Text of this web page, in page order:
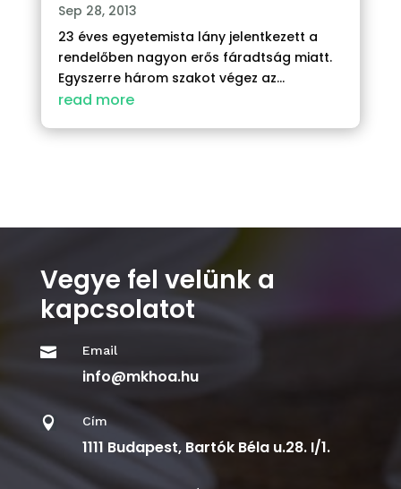
Sep 28, 2013
23 éves egyetemista lány jelentkezett a
rendelőben nagyon erős fáradtság miatt.
Egyszerre három szakot végez az...
read more
Vegye fel velünk a
kapcsolatot
 Email
info@mkhoa.hu
 Cím
1111 Budapest, Bartók Béla u.28. I/1.